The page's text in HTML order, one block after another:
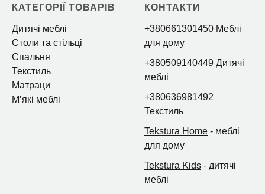
КАТЕГОРІЇ ТОВАРІВ
Дитячі меблі
Столи та стільці
Спальня
Текстиль
Матраци
Мʼякі меблі
КОНТАКТИ
+380661301450 Меблі
для дому
+380509140449 Дитячі
меблі
+380636981492
Текстиль
Tekstura Home - меблі
для дому
Tekstura Kids - дитячі
меблі